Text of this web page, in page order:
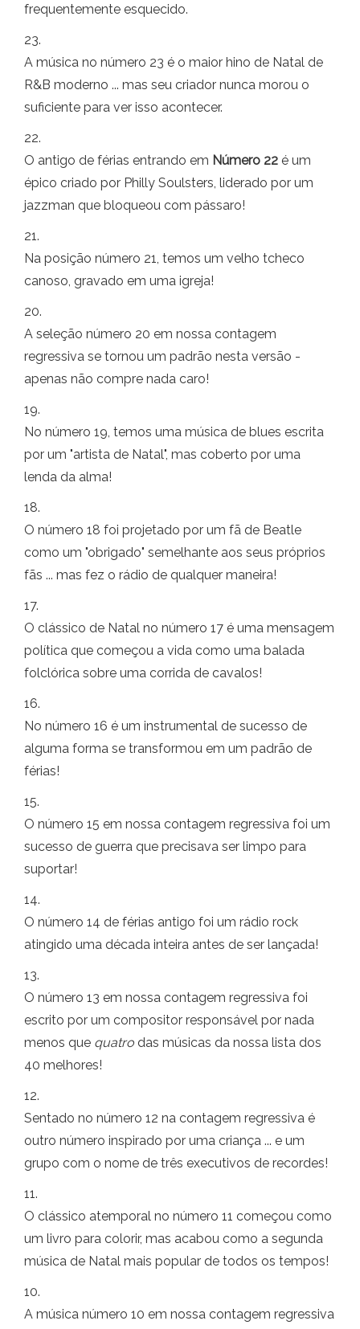
frequentemente esquecido.
23.
A música no número 23 é o maior hino de Natal de
R&B moderno ... mas seu criador nunca morou o
suficiente para ver isso acontecer.
22.
O antigo de férias entrando em Número 22 é um
épico criado por Philly Soulsters, liderado por um
jazzman que bloqueou com pássaro!
21.
Na posição número 21, temos um velho tcheco
canoso, gravado em uma igreja!
20.
A seleção número 20 em nossa contagem
regressiva se tornou um padrão nesta versão -
apenas não compre nada caro!
19.
No número 19, temos uma música de blues escrita
por um "artista de Natal", mas coberto por uma
lenda da alma!
18.
O número 18 foi projetado por um fã de Beatle
como um "obrigado" semelhante aos seus próprios
fãs ... mas fez o rádio de qualquer maneira!
17.
O clássico de Natal no número 17 é uma mensagem
política que começou a vida como uma balada
folclórica sobre uma corrida de cavalos!
16.
No número 16 é um instrumental de sucesso de
alguma forma se transformou em um padrão de
férias!
15.
O número 15 em nossa contagem regressiva foi um
sucesso de guerra que precisava ser limpo para
suportar!
14.
O número 14 de férias antigo foi um rádio rock
atingido uma década inteira antes de ser lançada!
13.
O número 13 em nossa contagem regressiva foi
escrito por um compositor responsável por nada
menos que quatro das músicas da nossa lista dos
40 melhores!
12.
Sentado no número 12 na contagem regressiva é
outro número inspirado por uma criança ... e um
grupo com o nome de três executivos de recordes!
11.
O clássico atemporal no número 11 começou como
um livro para colorir, mas acabou como a segunda
música de Natal mais popular de todos os tempos!
10.
A música número 10 em nossa contagem regressiva